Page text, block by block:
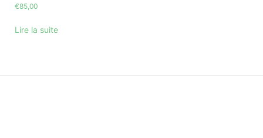
€85,00
Lire la suite